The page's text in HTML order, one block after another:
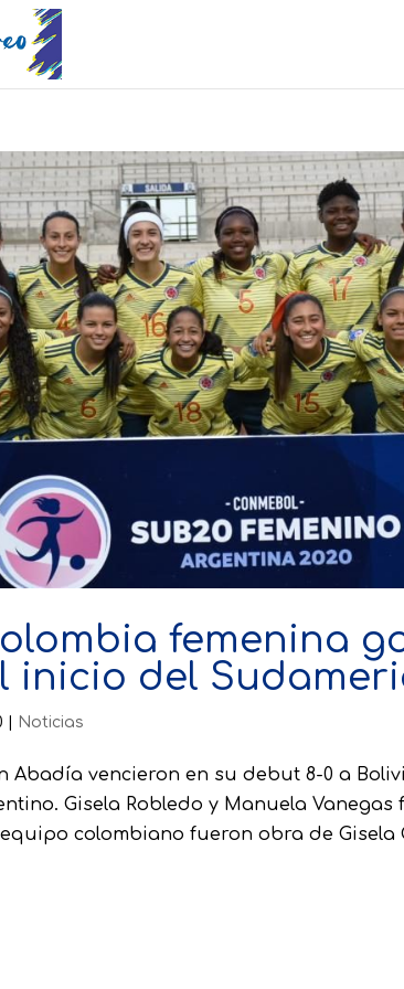
femenina
inicio del
Noticias
Abadía vencieron en su debut 8-0 a
Gisela Robledo y Manuela Vanegas
colombiano fueron obra de Gisela